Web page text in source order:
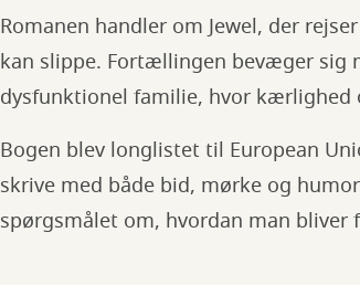
Romanen handler om Jewel, der
kan slippe. Fortællingen bevæger sig
dysfunktionel familie, hvor
Bogen blev longlistet til European
skrive med både bid, mørke og
spørgsmålet om, hvordan man bliver